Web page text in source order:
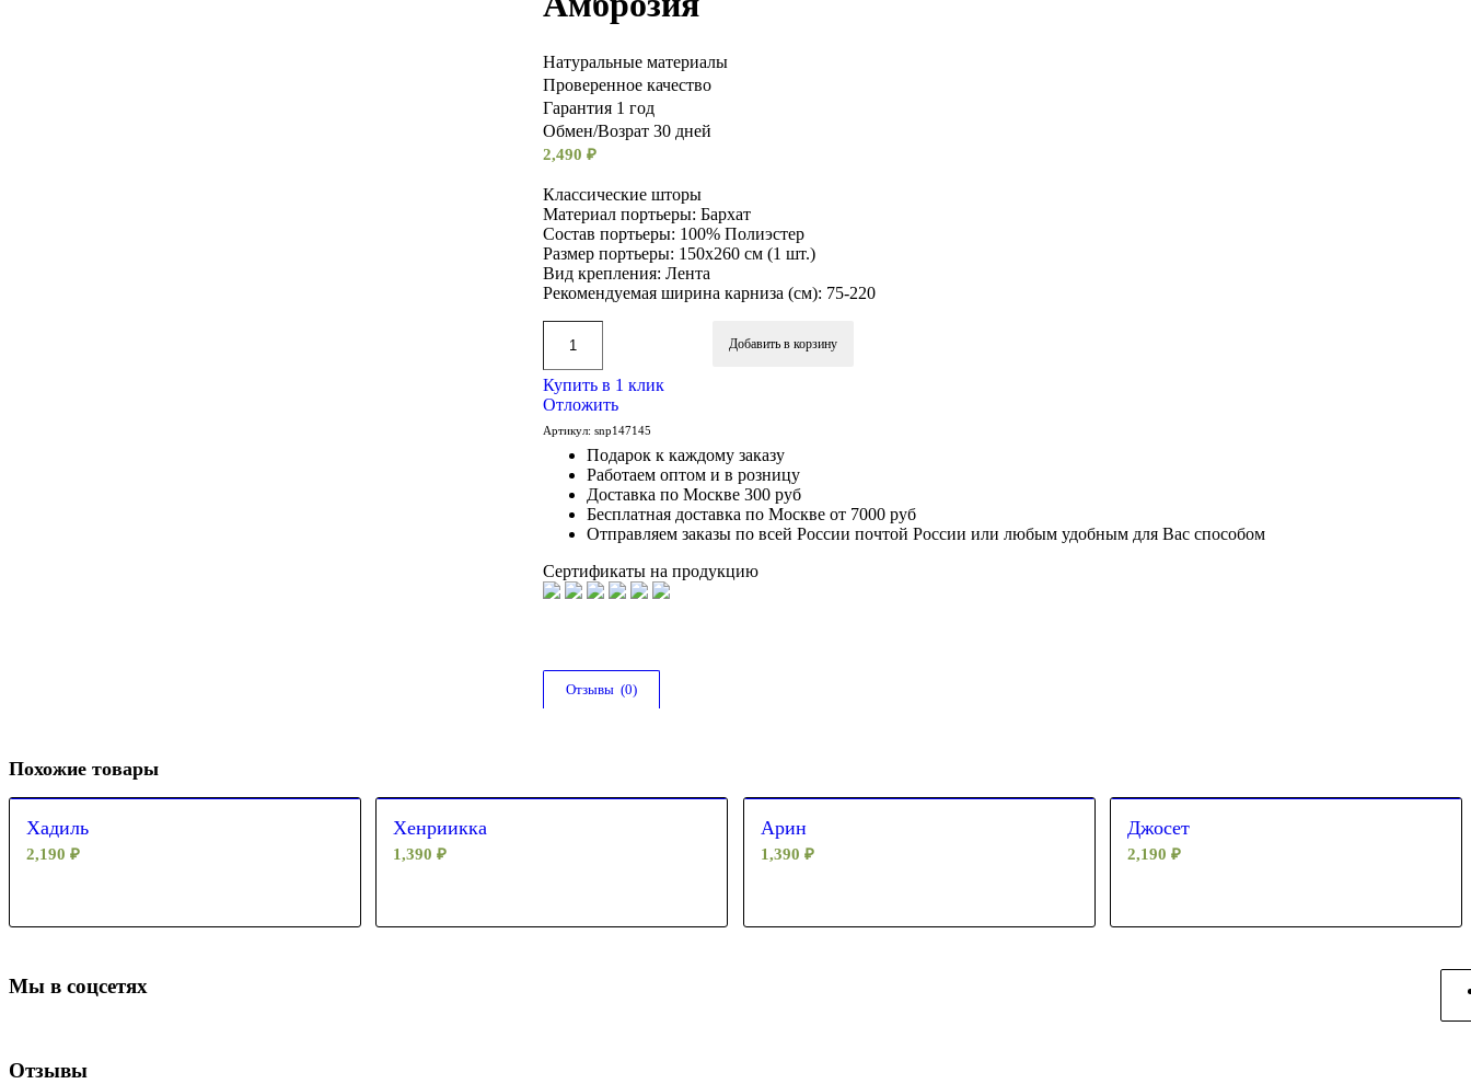
Натуральные материалы
Проверенное качество
Гарантия 1 год
Обмен/Возрат 30 дней
2,490₽
Классические шторы
Материал портьеры: Бархат
Состав портьеры: 100% Полиэстер
Размер портьеры: 150х260 см (1 шт.)
Вид крепления: Лента
Рекомендуемая ширина карниза (см): 75-220
Добавить в корзину
Купить в 1 клик
Отложить
Артикул:snp147145
Подарок к каждому заказу
Работаем оптом и в розницу
Доставка по Москве 300 руб
Бесплатная доставка по Москве от 7000 руб
Отправляем заказы по всей России почтой России или любым удобным для Вас способом
Сертификаты на продукцию
Отзывы  (0)
Похожие товары
Хадиль
2,190 ₽
Хенриикка
1,390₽
Арин
1,390 ₽
Джосет
2,190 ₽
Мы в соцсетях
Отзывы